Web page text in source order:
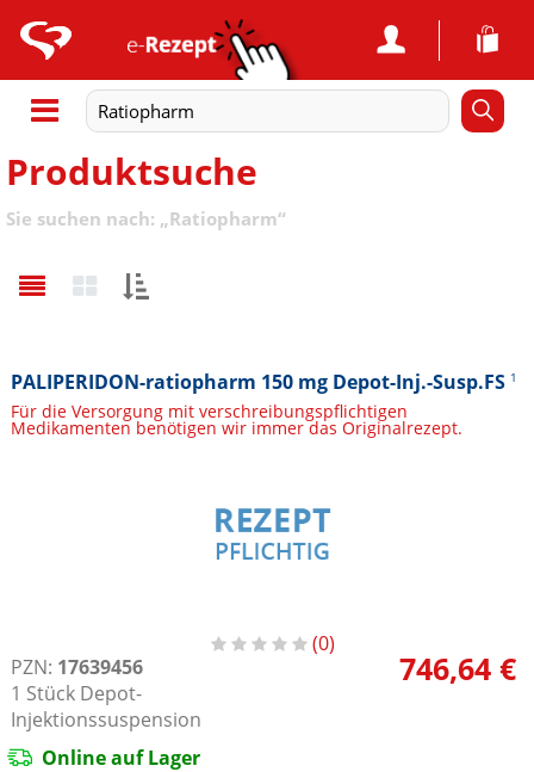
Produktsuche
Sie suchen nach: „Ratiopharm“
PALIPERIDON-ratiopharm 150 mg Depot-Inj.-Susp.FS 1
Für die Versorgung mit verschreibungspflichtigen
Medikamenten benötigen wir immer das Originalrezept.
0
PZN: 17639456
1 Stück Depot-
Injektionssuspension
746,64 €
Online auf Lager